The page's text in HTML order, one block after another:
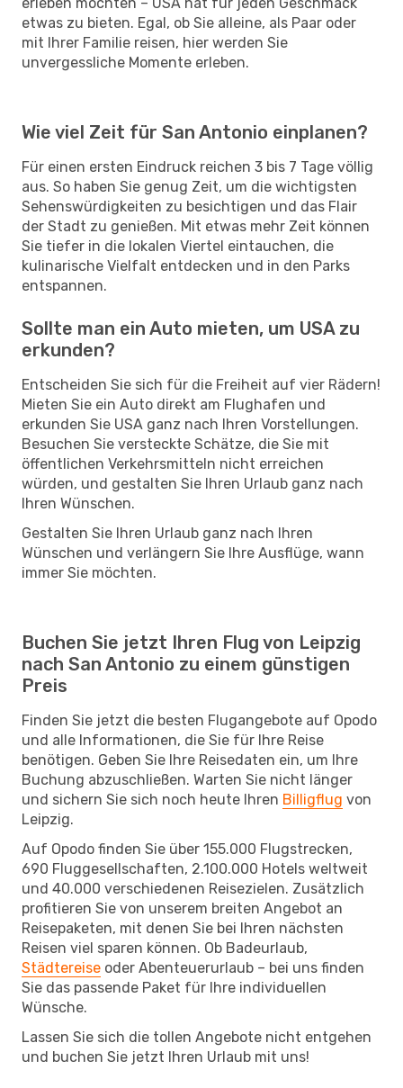
etwas zu bieten. Egal, ob Sie alleine, als Paar oder
mit Ihrer Familie reisen, hier werden Sie
unvergessliche Momente erleben.
Wie viel Zeit für San Antonio einplanen?
Für einen ersten Eindruck reichen 3 bis 7 Tage völlig
aus. So haben Sie genug Zeit, um die wichtigsten
Sehenswürdigkeiten zu besichtigen und das Flair
der Stadt zu genießen. Mit etwas mehr Zeit können
Sie tiefer in die lokalen Viertel eintauchen, die
kulinarische Vielfalt entdecken und in den Parks
entspannen.
Sollte man ein Auto mieten, um USA zu
erkunden?
Entscheiden Sie sich für die Freiheit auf vier Rädern!
Mieten Sie ein Auto direkt am Flughafen und
erkunden Sie USA ganz nach Ihren Vorstellungen.
Besuchen Sie versteckte Schätze, die Sie mit
öffentlichen Verkehrsmitteln nicht erreichen
würden, und gestalten Sie Ihren Urlaub ganz nach
Ihren Wünschen.
Gestalten Sie Ihren Urlaub ganz nach Ihren
Wünschen und verlängern Sie Ihre Ausflüge, wann
immer Sie möchten.
Buchen Sie jetzt Ihren Flug von Leipzig
nach San Antonio zu einem günstigen
Preis
Finden Sie jetzt die besten Flugangebote auf Opodo
und alle Informationen, die Sie für Ihre Reise
benötigen. Geben Sie Ihre Reisedaten ein, um Ihre
Buchung abzuschließen. Warten Sie nicht länger
und sichern Sie sich noch heute Ihren Billigflug von
Leipzig.
Auf Opodo finden Sie über 155.000 Flugstrecken,
690 Fluggesellschaften, 2.100.000 Hotels weltweit
und 40.000 verschiedenen Reisezielen. Zusätzlich
profitieren Sie von unserem breiten Angebot an
Reisepaketen, mit denen Sie bei Ihren nächsten
Reisen viel sparen können. Ob Badeurlaub,
Städtereise oder Abenteuerurlaub – bei uns finden
Sie das passende Paket für Ihre individuellen
Wünsche.
Lassen Sie sich die tollen Angebote nicht entgehen
und buchen Sie jetzt Ihren Urlaub mit uns!